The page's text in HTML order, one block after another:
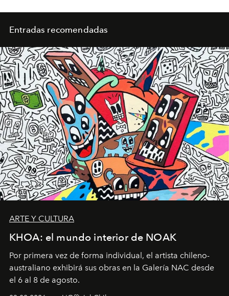
Entradas recomendadas
ARTE Y CULTURA
KHOA: el mundo interior de NOAK
Por primera vez de forma individual, el artista chileno-
australiano exhibirá sus obras en la Galería NAC desde
el 6 al 8 de agosto.